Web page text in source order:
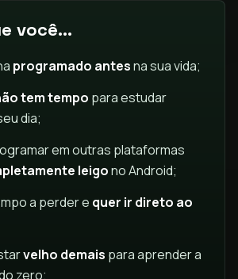
você...
programado antesna sua vida;
tem tempo para estudar
dia;
em outras plataformas
leigono Android;
a perder e quer ir direto ao
velho demais para aprender a
zero;